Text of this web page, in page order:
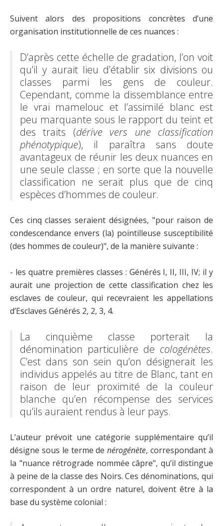
Suivent alors des propositions concrètes d’une
organisation institutionnelle de ces nuances :
D’après cette échelle de gradation, l’on voit
qu’il y aurait lieu d’établir six divisions ou
classes parmi les gens de couleur.
Cependant, comme la dissemblance entre
le vrai mamelouc et l’assimilé blanc est
peu marquante sous le rapport du teint et
des traits (dérive vers une classification
phénotypique), il paraîtra sans doute
avantageux de réunir les deux nuances en
une seule classe ; en sorte que la nouvelle
classification ne serait plus que de cinq
espèces d’hommes de couleur.
Ces cinq classes seraient désignées, "pour raison de
condescendance envers (la) pointilleuse susceptibilité
(des hommes de couleur)", de la manière suivante :
- les quatre premières classes : Générés I, II, III, IV; il y
aurait une projection de cette classification chez les
esclaves de couleur, qui recevraient les appellations
d’Esclaves Générés 2, 2, 3, 4.
La cinquième classe porterait la
dénomination particulière de cologénètes.
C’est dans son sein qu’on désignerait les
individus appelés au titre de Blanc, tant en
raison de leur proximité de la couleur
blanche qu’en récompense des services
qu’ils auraient rendus à leur pays.
L’auteur prévoit une catégorie supplémentaire qu’il
désigne sous le terme denérogénète, correspondant à
la "nuance rétrograde nommée câpre", qu’il distingue
à peine de la classe des Noirs. Ces dénominations, qui
correspondent à un ordre naturel, doivent être à la
base du système colonial :